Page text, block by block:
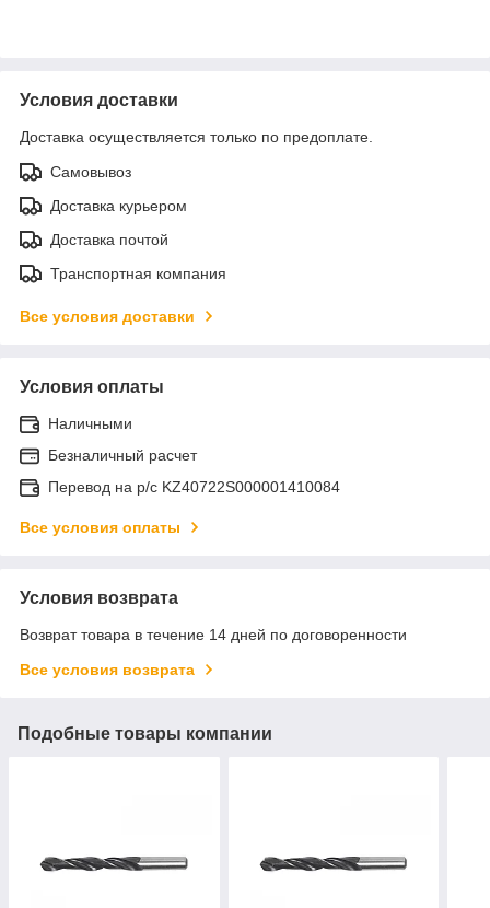
Условия доставки
Доставка осуществляется только по предоплате.
Самовывоз
Доставка курьером
Доставка почтой
Транспортная компания
Все условия доставки
Условия оплаты
Наличными
Безналичный расчет
Перевод на р/с KZ40722S000001410084
Все условия оплаты
Условия возврата
Возврат товара в течение 14 дней по договоренности
Все условия возврата
Подобные товары компании